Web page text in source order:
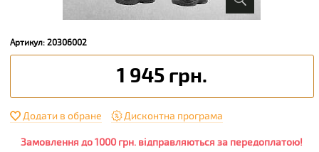
Артикул: 20306002
1 945 грн.
Додати в обране Дисконтна програма
Замовлення до 1000 грн. відправляються за передоплатою!